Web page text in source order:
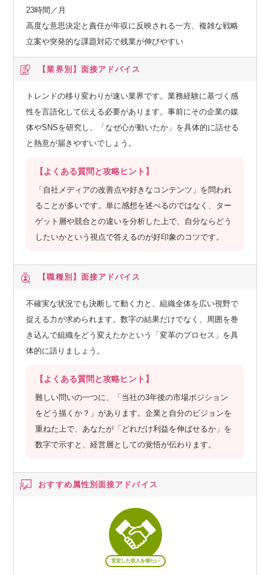
23時間／月
高度な意思決定と責任が年収に反映される一方、複雑な戦略
立案や突発的な課題対応で残業が伸びやすい
【業界別】 面接アドバイス
トレンドの移り変わりが速い業界です。業務経験に基づく感
性を言語化して伝える必要があります。事前にその企業の媒
体やSNSを研究し、「なぜ心が動いたか」を具体的に話せる
と熱意が届きやすいでしょう。
【よくある質問と攻略ヒント】
「自社メディアの改善点や好きなコンテンツ」を問われ
ることが多いです。単に感想を述べるのではなく、ター
ゲット層や競合との違いを分析した上で、自分ならどう
したいかという視点で答えるのが好印象のコツです。
【職種別】 面接アドバイス
不確実な状況でも決断して動く力と、組織全体を広い視野で
捉える力が求められます。数字の結果だけでなく、周囲を巻
き込んで組織をどう変えたかという「変革のプロセス」を具
体的に語りましょう。
【よくある質問と攻略ヒント】
難しい問いの一つに、「当社の3年後の市場ポジション
をどう描くか？」があります。企業と自分のビジョンを
重ねた上で、あなたが「どれだけ利益を伸ばせるか」を
数字で示すと、経営層としての覚悟が伝わります。
おすすめ属性別面接アドバイス
安定した収入を得たい